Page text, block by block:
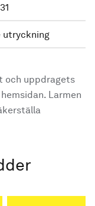
utryckning
och uppdragets
Larmen